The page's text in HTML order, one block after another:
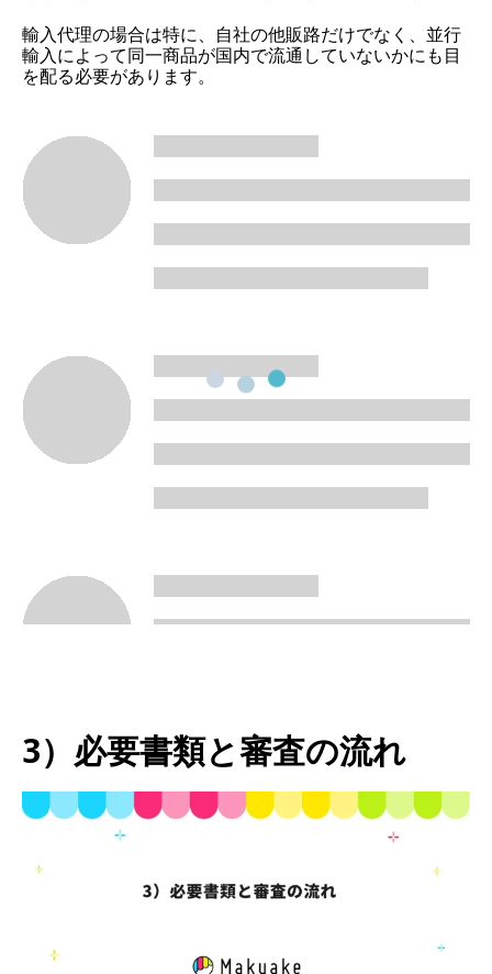
輸入代理の場合は特に、自社の他販路だけでなく、並行
輸入によって同一商品が国内で流通していないかにも目
を配る必要があります。
3）必要書類と審査の流れ